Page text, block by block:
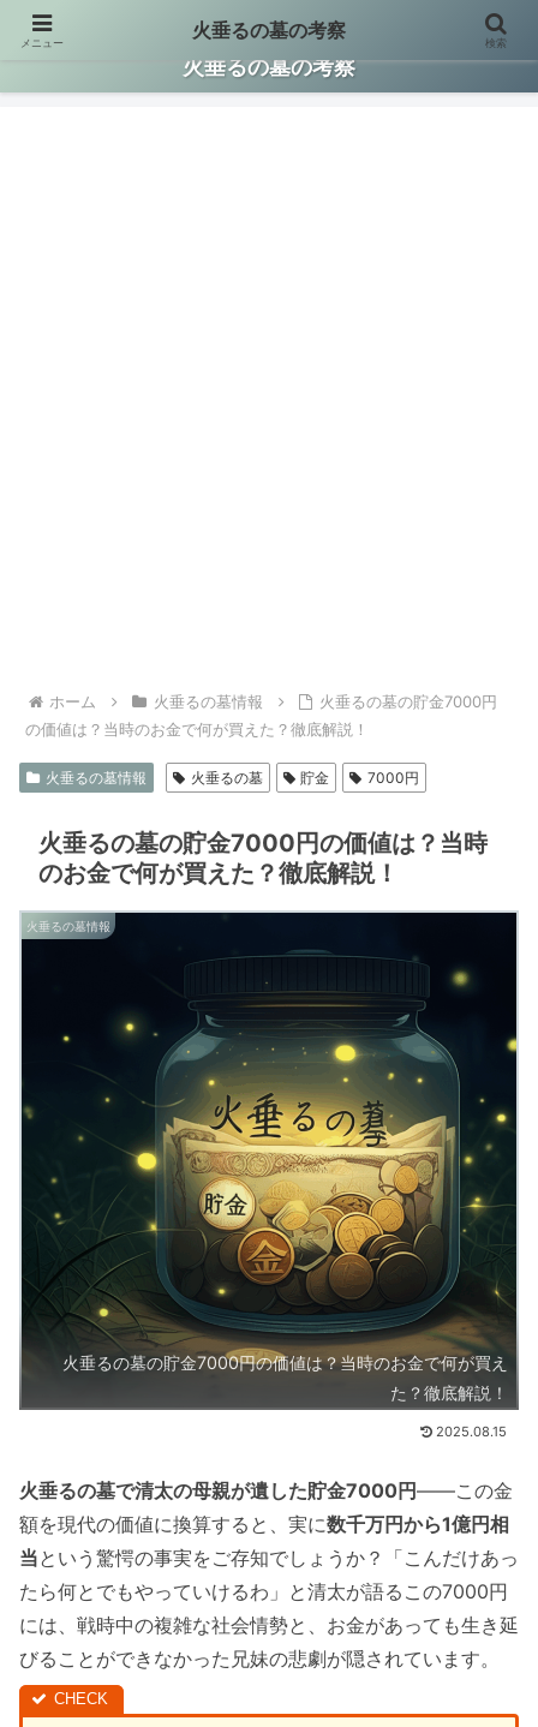
火垂るの墓の考察
ホーム 火垂るの墓情報
火垂るの墓の貯金7000円
の価値は？当時のお金で何が買えた？徹底解説！
火垂るの墓情報 火垂るの墓 貯金 7000円
火垂るの墓の貯金7000円の価値は？当時
のお金で何が買えた？徹底解説！
火垂るの墓情報
火垂るの墓の貯金7000円の価値は？当時のお金で何が買え
た？徹底解説！
2025.08.15
火垂るの墓で清太の母親が遺した貯金7000円——この金
額を現代の価値に換算すると、実に数千万円から1億円相
当という驚愕の事実をご存知でしょうか？「こんだけあっ
たら何とでもやっていけるわ」と清太が語るこの7000円
には、戦時中の複雑な社会情勢と、お金があっても生き延
びることができなかった兄妹の悲劇が隠されています。
メニュー
火垂るの墓の考察
検索